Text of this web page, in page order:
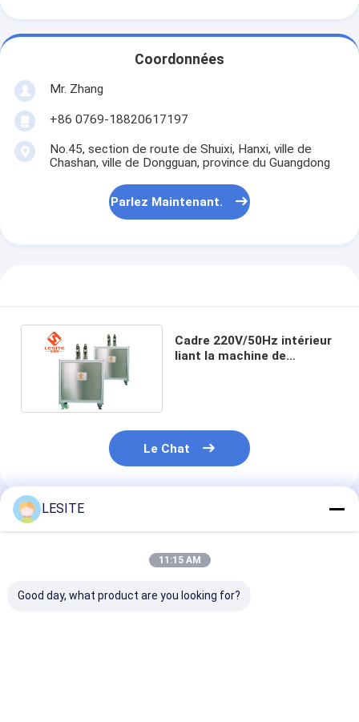
Soudeuse de cadre
Filtres de Hepa de climatisation
filtres d'épurateur d'air
Filtre à manches en aluminium
Filtre à air
Filtre à manches de Hepa
Coordonnées
Mr. Zhang
+86 0769-18820617197
No.45, section de route de Shuixi, Hanxi, ville de
Chashan, ville de Dongguan, province du Guangdong
Parlez Maintenant.
Cadre 220V/50Hz intérieur
liant la machine de
Le Chat
Produits Recommandés
LESITE
11:15 AM
Good day, what product are you looking for?